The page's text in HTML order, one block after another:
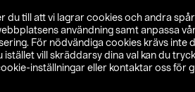
du till att vi lagrar cookies och andra
användning samt anpassa
För nödvändiga cookies krävs
vill skräddarsy dina val kan du
inställningar eller kontaktar oss för